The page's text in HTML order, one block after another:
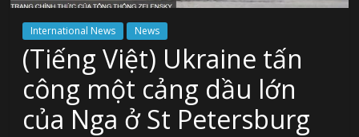
International News News
(Tiếng Việt) Ukraine tấn
công một cảng dầu lớn
của Nga ở St Petersburg